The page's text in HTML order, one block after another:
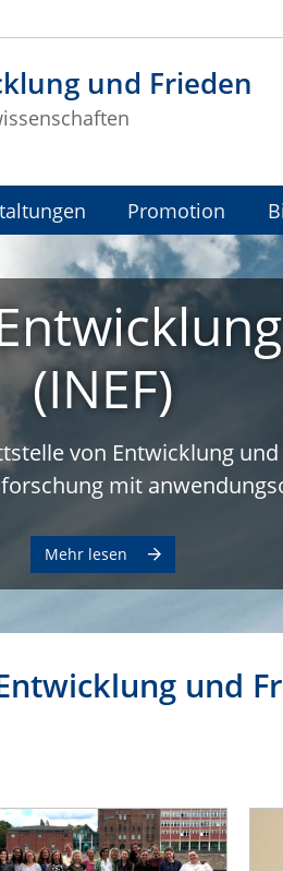
und Frieden
Promotion
(INEF)
von Entwicklung
mit
Mehr lesen
und